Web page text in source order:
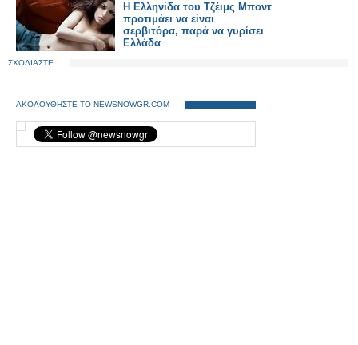
Η Ελληνίδα του Τζέιμς Μποντ
προτιμάει να είναι
σερβιτόρα, παρά να γυρίσει
Ελλάδα
ΣΧΟΛΙΑΣΤΕ
ΑΚΟΛΟΥΘΗΣΤΕ ΤΟ NEWSNOWGR.COM